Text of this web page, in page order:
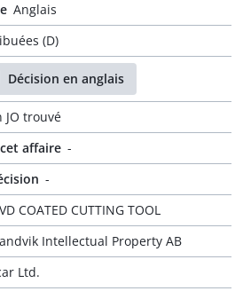
Anglais
(D)
Décision en anglais
JO trouvé
affaire -
-
COATED CUTTING TOOL
Intellectual Property AB
Ltd.